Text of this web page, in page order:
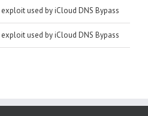
used by iCloud DNS Bypass
used by iCloud DNS Bypass